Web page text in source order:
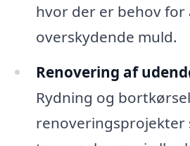
hvor der er behov for
overskydende muld.
Renovering af
Rydning og
renoveringsprojekter